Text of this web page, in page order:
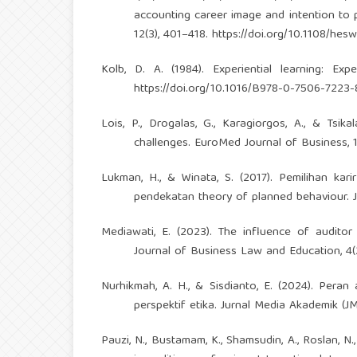
accounting career image and intention to
12(3), 401–418. https://doi.org/10.1108/
Kolb, D. A. (1984). Experiential learning:
https://doi.org/10.1016/B978-0-7506-
Lois, P., Drogalas, G., Karagiorgos, A., &
challenges. EuroMed Journal of Business,
Lukman, H., & Winata, S. (2017). Pemilihan
pendekatan theory of planned behaviour.
Mediawati, E. (2023). The influence of
Journal of Business Law and Education,
Nurhikmah, A. H., & Sisdianto, E. (2024).
perspektif etika. Jurnal Media Akademik
Pauzi, N., Bustamam, K., Shamsudin, A., Roslan,